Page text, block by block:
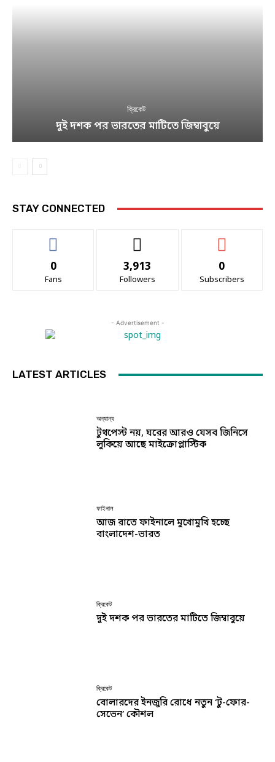
ক্রিকেট
দুই দশক পর ভারতের মাটিতে জিম্বাবুয়ে
STAY CONNECTED
0
Fans
3,913
Followers
0
Subscribers
- Advertisement -
LATEST ARTICLES
অন্যান্য
টুথপেস্ট নয়, ঘরের আরও যেসব জিনিসে
লুকিয়ে আছে মাইক্রোপ্লাস্টিক
ফাইনাল
আজ রাতে ফাইনালে মুখোমুখি হচ্ছে
বাংলাদেশ-ভারত
ক্রিকেট
দুই দশক পর ভারতের মাটিতে জিম্বাবুয়ে
ক্রিকেট
বোলারদের ইনজুরি রোধে নতুন ‘টু-ফোর-
সেভেন’ কৌশল